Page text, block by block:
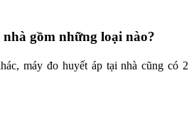
gồm những loại nào?
máy đo huyết áp tại nhà cũng có 2